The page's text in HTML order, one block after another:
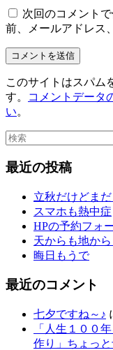
次回のコメント
前、メールアドレス
このサイトはスパム
す。
コメントデータ
い。
最近の投稿
立秋だけどま
スマホも熱中症
HPの予約フォ
天からも地から
晦日もうで
最近のコメント
七夕ですね～♪
「人生１００
作り」ちょっ